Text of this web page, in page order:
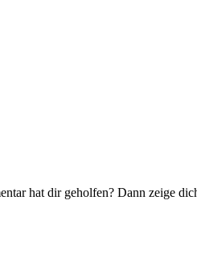
hat dir geholfen? Dann zeige